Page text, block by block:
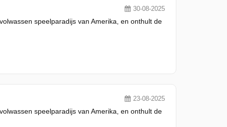
30-08-2025
speelparadijs van Amerika, en onthult de
23-08-2025
speelparadijs van Amerika, en onthult de